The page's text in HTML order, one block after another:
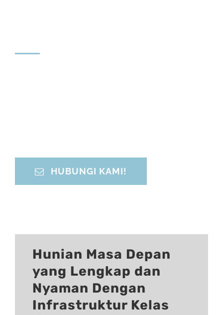
HUBUNGI KAMI!
Hunian Masa Depan
yang Lengkap dan
Nyaman Dengan
Infrastruktur Kelas